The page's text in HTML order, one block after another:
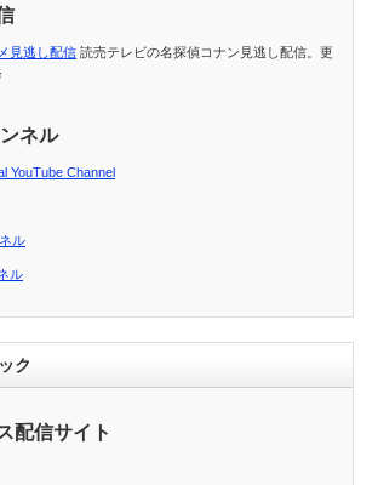
見逃し配信 読売テレビの名探偵コナン見逃し配信。更
ネル
YouTube Channel
ル
ル
ク
配信サイト